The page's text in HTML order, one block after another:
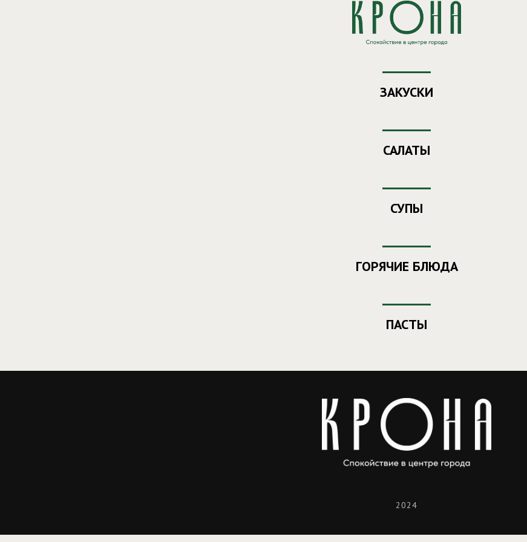
Заказ еды из ресторана "Крона"
Ваш номер- 103
ЗАКУСКИ
САЛАТЫ
СУПЫ
ГОРЯЧИЕ БЛЮДА
ПАСТЫ
2024